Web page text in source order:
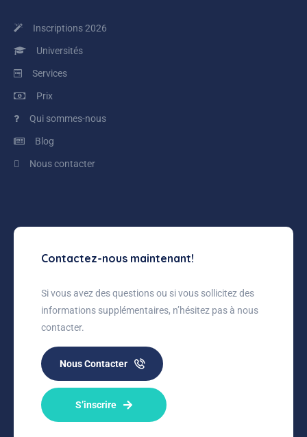
Inscriptions 2026
Universités
Services
Prix
Qui sommes-nous
Blog
Nous contacter
Contactez-nous maintenant!
Si vous avez des questions ou si vous sollicitez des
informations supplémentaires, n’hésitez pas à nous
contacter.
Nous Contacter
S’inscrire